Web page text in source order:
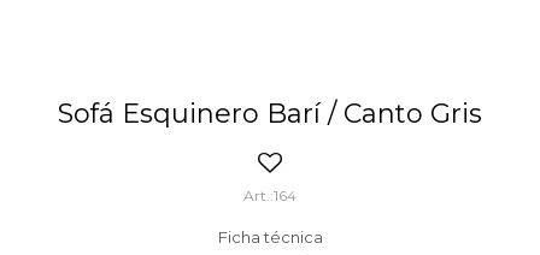
Sofá Esquinero Barí / Canto Gris
164
Ficha técnica